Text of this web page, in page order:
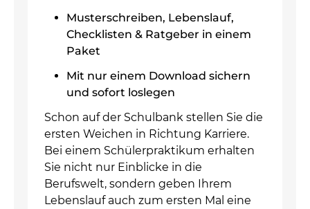
Musterschreiben, Lebenslauf,
Checklisten & Ratgeber in einem
Paket
Mit nur einem Download sichern
und sofort loslegen
Schon auf der Schulbank stellen Sie die
ersten Weichen in Richtung Karriere.
Bei einem Schülerpraktikum erhalten
Sie nicht nur Einblicke in die
Berufswelt, sondern geben Ihrem
Lebenslauf auch zum ersten Mal eine